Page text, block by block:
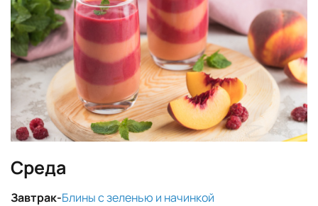
Среда
Завтрак-Блины с зеленью и начинкой